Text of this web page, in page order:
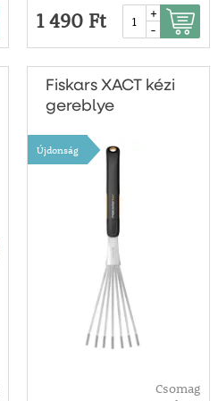
1 490 Ft
+
-
Fiskars XACT kézi
gereblye
Újdonság
Csomag